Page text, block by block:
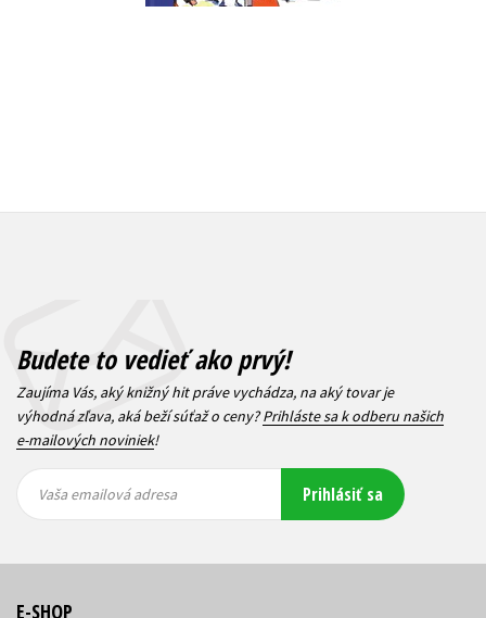
Budete to vedieť ako prvý!
Zaujíma Vás, aký knižný hit práve vychádza, na aký tovar je
výhodná zľava, aká beží súťaž o ceny?Prihláste sa k odberu našich
e-mailových noviniek!
emailová
emailová
Vaša emailová adresa Prihlásiť sa
E-SHOP